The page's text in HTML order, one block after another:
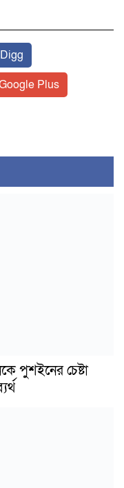
Digg
Plus
পুশইনের চেষ্টা